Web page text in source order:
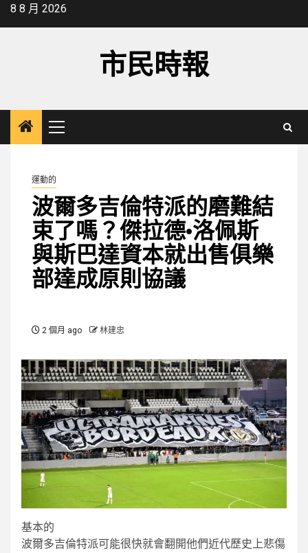
Skip8 8 月 2026
市民時報
Primary
Menu
運動的
波爾多吉倫特派的磨難結
束了嗎？傑拉德·洛佩斯
與斯巴達資本就出售俱樂
部達成原則協議
2 個月 ago 林建忠
基本的
波爾多吉倫特派可能很快就會翻開他們近代歷史上悲傷